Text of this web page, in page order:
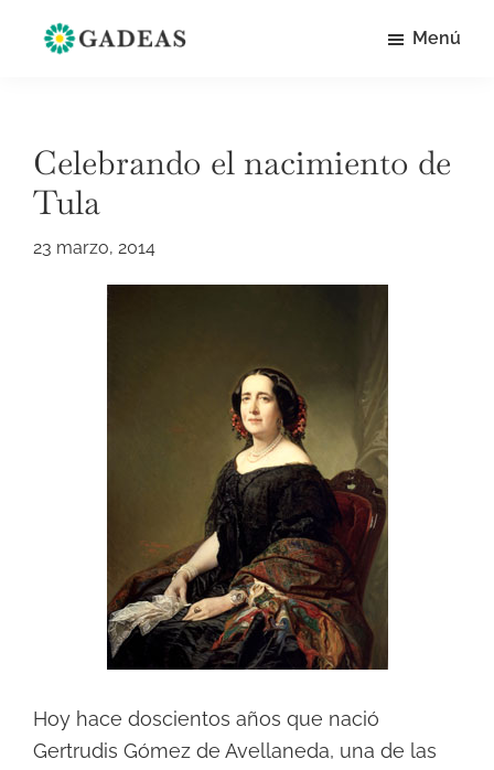
Alcor
local
y
Menú
Celebrando el nacimiento de
Tula
23 marzo, 2014
Hoy hace doscientos años que nació
Gertrudis Gómez de Avellaneda, una de las